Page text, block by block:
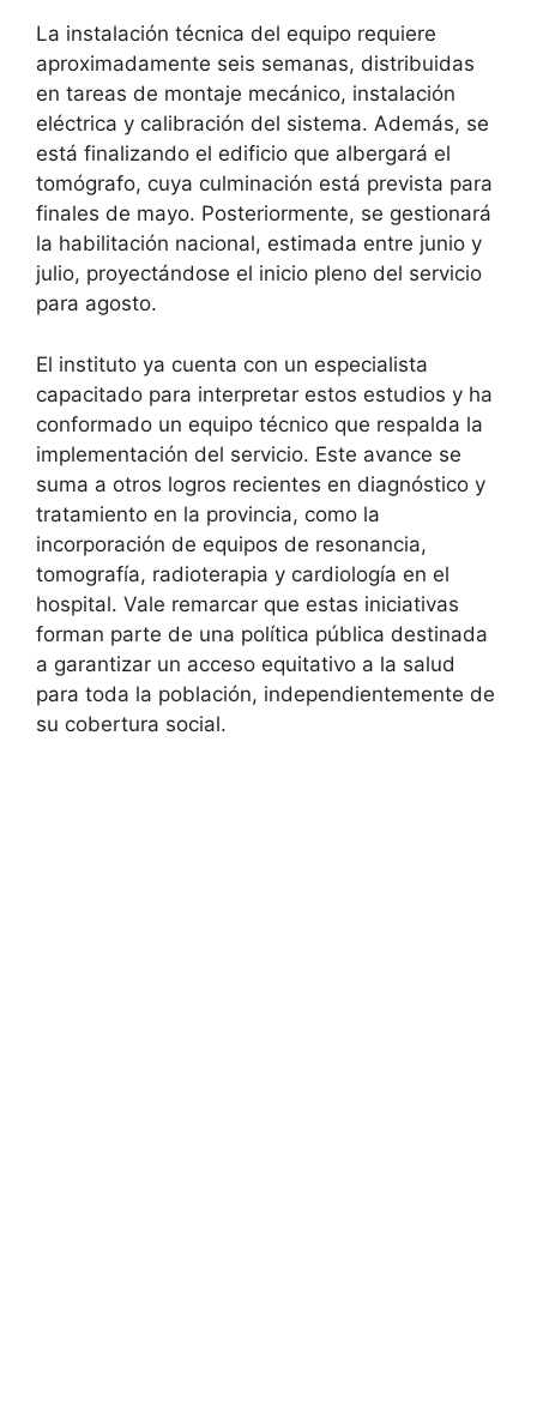
La instalación técnica del equipo requiere
aproximadamente seis semanas, distribuidas
en tareas de montaje mecánico, instalación
eléctrica y calibración del sistema. Además, se
está finalizando el edificio que albergará el
tomógrafo, cuya culminación está prevista para
finales de mayo. Posteriormente, se gestionará
la habilitación nacional, estimada entre junio y
julio, proyectándose el inicio pleno del servicio
para agosto.
El instituto ya cuenta con un especialista
capacitado para interpretar estos estudios y ha
conformado un equipo técnico que respalda la
implementación del servicio. Este avance se
suma a otros logros recientes en diagnóstico y
tratamiento en la provincia, como la
incorporación de equipos de resonancia,
tomografía, radioterapia y cardiología en el
hospital. Vale remarcar que estas iniciativas
forman parte de una política pública destinada
a garantizar un acceso equitativo a la salud
para toda la población, independientemente de
su cobertura social.